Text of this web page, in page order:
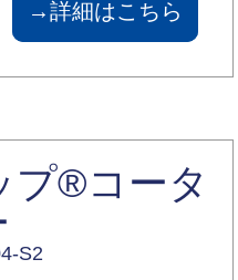
→詳細はこちら
プ®コータ
S2